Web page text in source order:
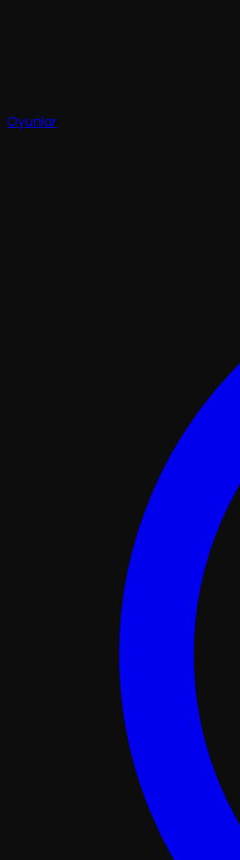
Oyunlar